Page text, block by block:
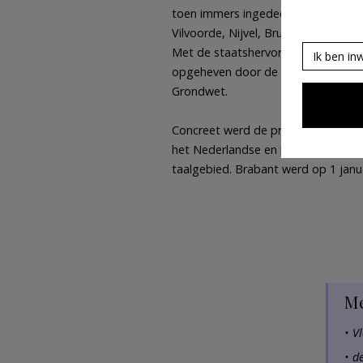
toen immers ingedeeld in de
Vilvoorde, Nijvel, Brussel en het
Met de staatshervorming van
opgeheven door de indeling in 4
Grondwet.
Concreet werd de provincie
het Nederlandse en het Franse
taalgebied. Brabant werd op 1
Ik ben